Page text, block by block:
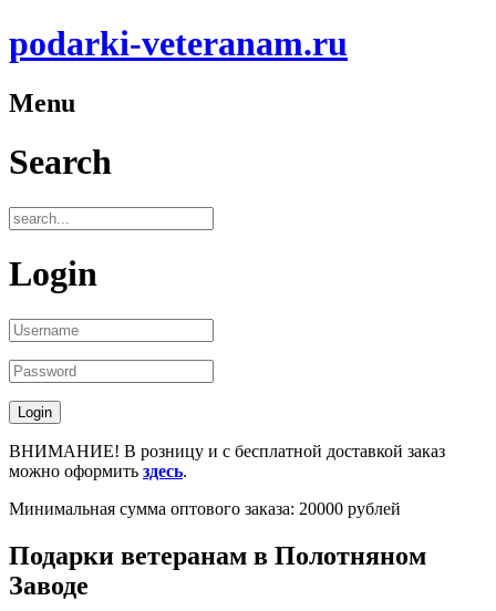
podarki-veteranam.ru
Menu
Search
Login
ВНИМАНИЕ! В розницу и с бесплатной доставкой заказ
можно оформить здесь.
Минимальная сумма оптового заказа: 20000 рублей
Подарки ветеранам в Полотняном
Заводе